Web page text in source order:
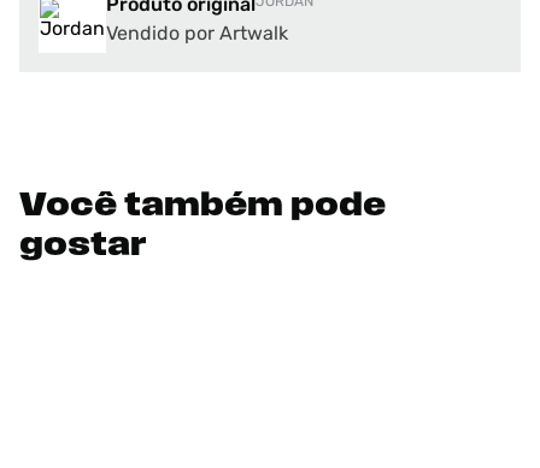
Vendido por Artwalk
Você também pode
gostar